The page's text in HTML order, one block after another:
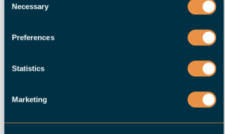
Selection
Necessary
Preferences
Statistics
Marketing